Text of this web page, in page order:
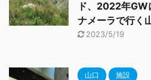
ド、2022年
ナメーラで行く
2023/5/19
山口 施設